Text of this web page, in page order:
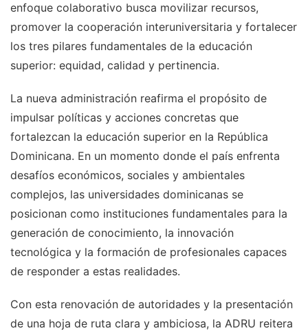
enfoque colaborativo busca movilizar recursos,
promover la cooperación interuniversitaria y fortalecer
los tres pilares fundamentales de la educación
superior: equidad, calidad y pertinencia.
La nueva administración reafirma el propósito de
impulsar políticas y acciones concretas que
fortalezcan la educación superior en la República
Dominicana. En un momento donde el país enfrenta
desafíos económicos, sociales y ambientales
complejos, las universidades dominicanas se
posicionan como instituciones fundamentales para la
generación de conocimiento, la innovación
tecnológica y la formación de profesionales capaces
de responder a estas realidades.
Con esta renovación de autoridades y la presentación
de una hoja de ruta clara y ambiciosa, la ADRU reitera